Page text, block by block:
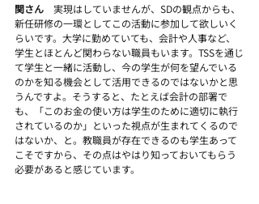
関さん 実現はしていませんが、SDの観点からも、
新任研修の一環としてこの活動に参加して欲しいく
らいです。大学に勤めていても、会計や人事など、
学生とほとんど関わらない職員もいます。TSSを通じ
て学生と一緒に活動し、今の学生が何を望んでいる
のかを知る機会として活用できるのではないかと思
うんですよ。そうすると、たとえば会計の部署で
も、「このお金の使い方は学生のために適切に執行
されているのか」といった視点が生まれてくるので
はないか、と。教職員が存在できるのも学生あって
こそですから、その点はやはり知っておいてもらう
必要があると感じています。